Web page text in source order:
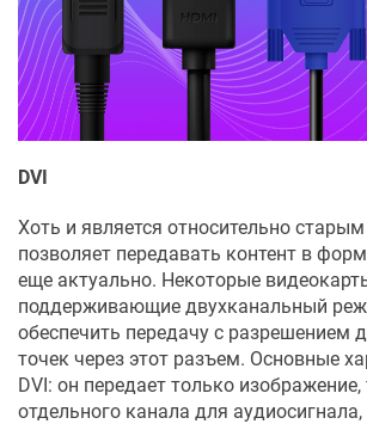
DVI
Хоть и является относительно
позволяет передавать контент в
еще актуально. Некоторые
поддерживающие двухканальный
обеспечить передачу с разрешением
точек через этот разъем. Основные
DVI: он передает только изображение,
отдельного канала для